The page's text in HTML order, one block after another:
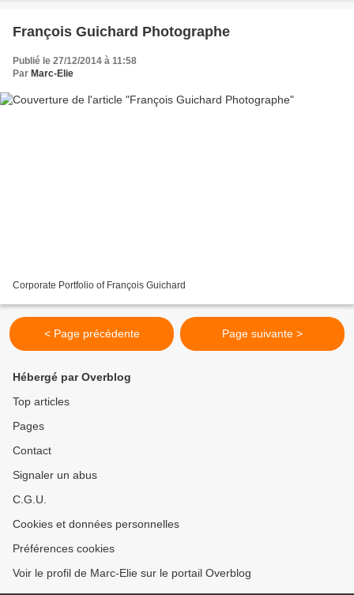
François Guichard Photographe
Publié le 27/12/2014 à 11:58
Par Marc-Elie
Corporate Portfolio of François Guichard
< Page précédente Page suivante >
Hébergé par Overblog
Top articles
Pages
Contact
Signaler un abus
C.G.U.
Cookies et données personnelles
Préférences cookies
Voir le profil de Marc-Elie sur le portail Overblog